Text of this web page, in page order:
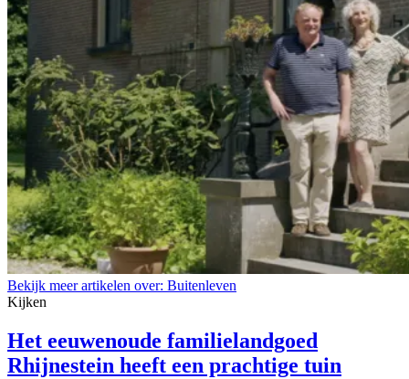
Bekijk meer artikelen over: Buitenleven
Kijken
Het eeuwenoude familielandgoed
Rhijnestein heeft een prachtige tuin